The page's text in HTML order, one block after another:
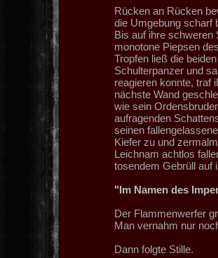
Rücken an Rücken
die Umgebung scharf
Bis auf ihre schweren
monotone Piepsen
Tropfen ließ die
Schulterpanzer und
reagieren konnte, traf
nächste Wand
wie sein
aufragenden
seinen
Kiefer zu und
Leichnam achtlos
tosendem Gebrüll auf
"Im Namen des
Der Flammenwerfer
Man vernahm nur
Dann folgte Stille.